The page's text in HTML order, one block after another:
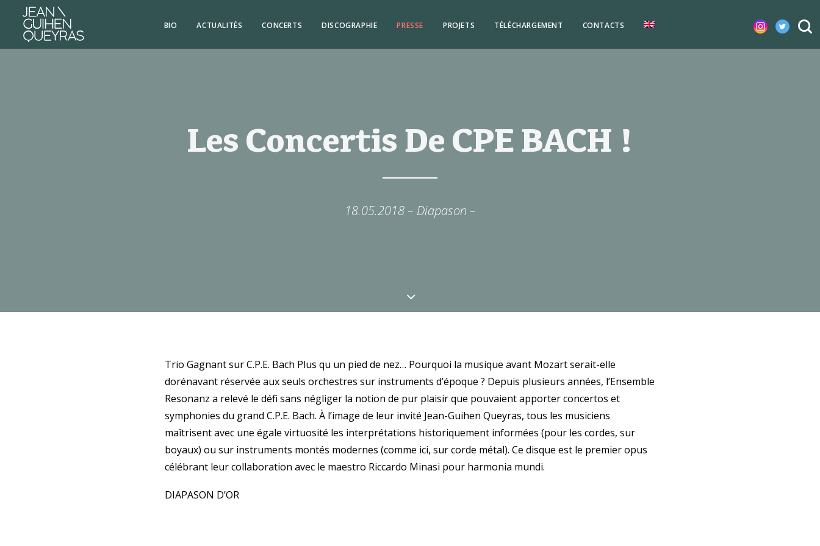
BIO ACTUALITÉS CONCERTS DISCOGRAPHIE PRESSE PROJETS TÉLÉCHARGEMENT CONTACTS
Les Concertis De CPE BACH !
18.05.2018 – Diapason –
Trio Gagnant sur C.P.E. Bach Plus qu un pied de nez… Pourquoi la musique avant Mozart serait-elle
dorénavant réservée aux seuls orchestres sur instruments d’époque ? Depuis plusieurs années, l’Ensemble
Resonanz a relevé le défi sans négliger la notion de pur plaisir que pouvaient apporter concertos et
symphonies du grand C.P.E. Bach. À l’image de leur invité Jean-Guihen Queyras, tous les musiciens
maîtrisent avec une égale virtuosité les interprétations historiquement informées (pour les cordes, sur
boyaux) ou sur instruments montés modernes (comme ici, sur corde métal). Ce disque est le premier opus
célébrant leur collaboration avec le maestro Riccardo Minasi pour harmonia mundi.
DIAPASON D’OR